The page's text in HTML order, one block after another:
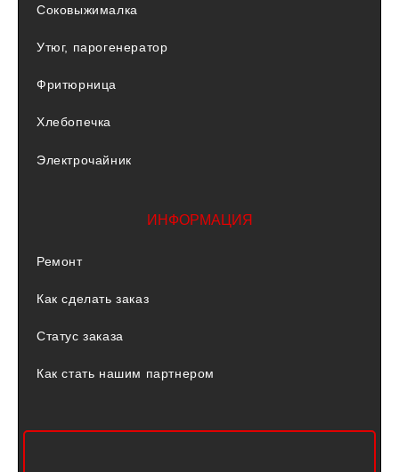
Соковыжималка
Утюг, парогенератор
Фритюрница
Хлебопечка
Электрочайник
ИНФОРМАЦИЯ
Ремонт
Как сделать заказ
Статус заказа
Как стать нашим партнером